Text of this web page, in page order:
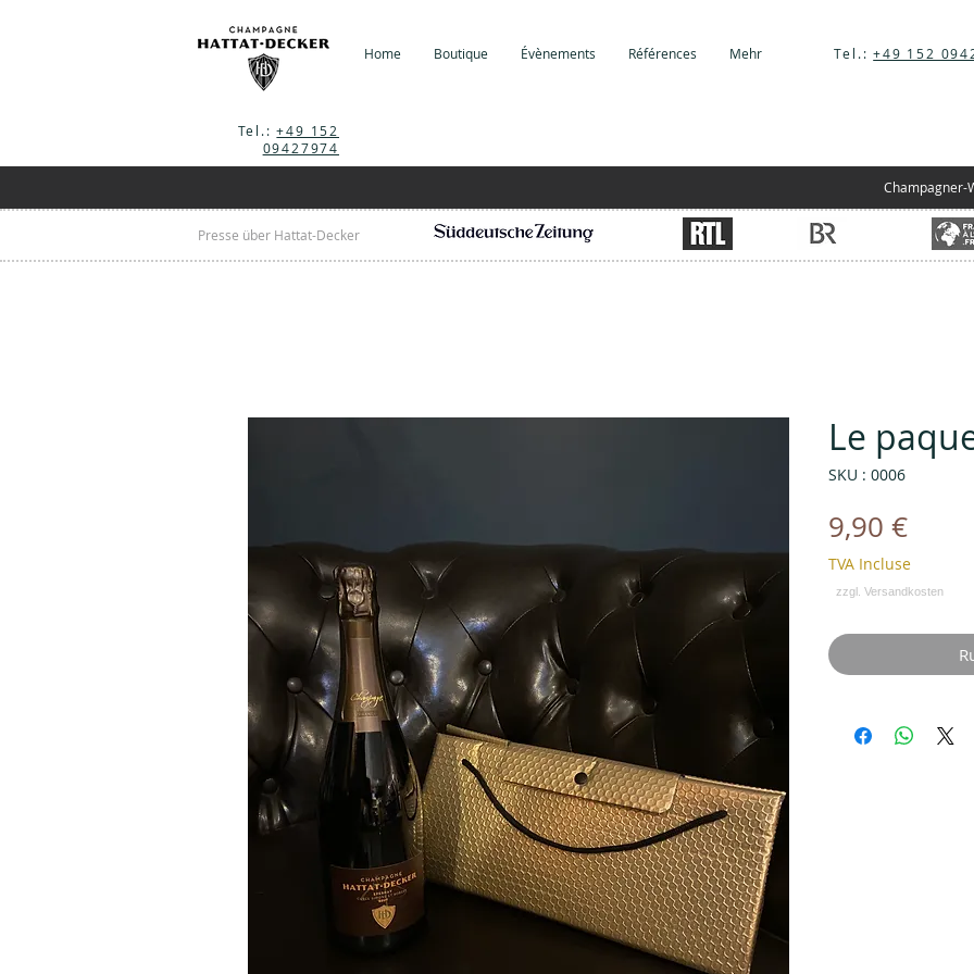
Tel.:+49 152
Home Boutique Évènements Références Mehr
Tel.:+49 152
09427974
Champagner-
Presse über Hattat-Decker
Le
SKU : 0006
9,90 €Prix
TVA Incluse